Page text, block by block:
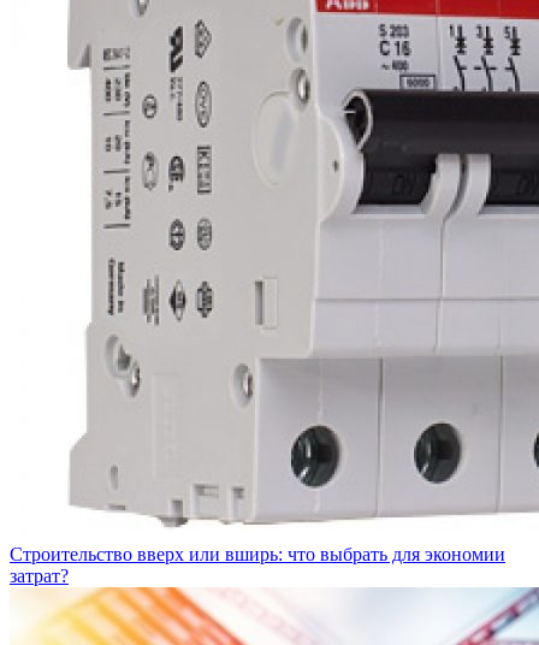
Строительство вверх или вширь: что выбрать для экономии
затрат?